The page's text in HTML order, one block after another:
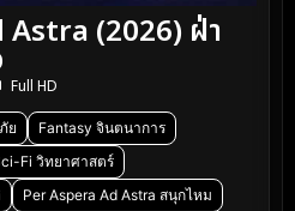
Astra (2026) ฝ่า
Full HD
ย
Fantasy จินตนาการ
Fi วิทยาศาสตร์
Per Aspera Ad Astra สนุกไหม